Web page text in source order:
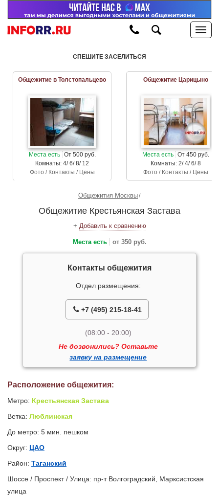
СПЕШИТЕ ЗАСЕЛИТЬСЯ
Общежитие в Толстопальцево
Места есть От 500 руб.
Комнаты: 4/ 6/ 8/ 12
Фото / Контакты / Цены
Общежитие Царицыно
Места есть От 450 руб.
Комнаты: 2/ 4/ 6/ 8
Фото / Контакты / Цены
Общежития Москвы
Общежитие Крестьянская Застава
+ Добавить к сравнению
Места есть от 350 руб.
Контакты общежития
Отдел размещения:
+7 (495) 215-18-41
(08:00 - 20:00)
Не дозвонились? Оставьте
заявку на размещение
Расположение общежития:
Метро: Крестьянская Застава
Ветка: Люблинская
До метро: 5 мин. пешком
Округ: ЦАО
Район: Таганский
Шоссе / Проспект / Улица: пр-т Волгоградский, Марксистская
улица